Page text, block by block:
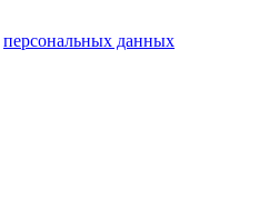
персональных данных